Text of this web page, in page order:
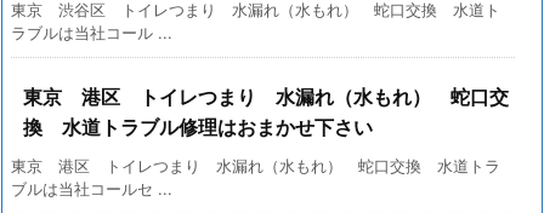
東京 渋谷区 トイレつまり 水漏れ（水もれ） 蛇口交換 水道ト
ラブルは当社コール ...
東京 港区 トイレつまり 水漏れ（水もれ） 蛇口交
換 水道トラブル修理はおまかせ下さい
東京 港区 トイレつまり 水漏れ（水もれ） 蛇口交換 水道トラ
ブルは当社コールセ ...